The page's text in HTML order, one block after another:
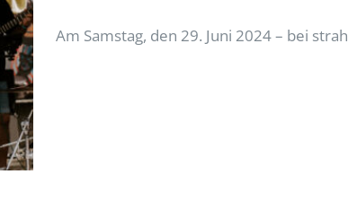
Am Samstag, den 29. Juni 2024 – bei